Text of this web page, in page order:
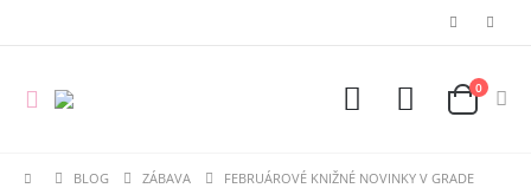
0
BLOG ZÁBAVA FEBRUÁROVÉ KNIŽNÉ NOVINKY V GRADE